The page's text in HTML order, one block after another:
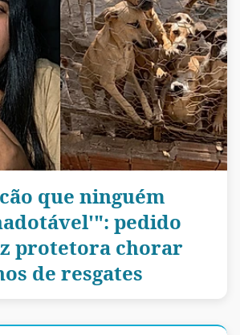
que ninguém
pedido
protetora chorar
de resgates